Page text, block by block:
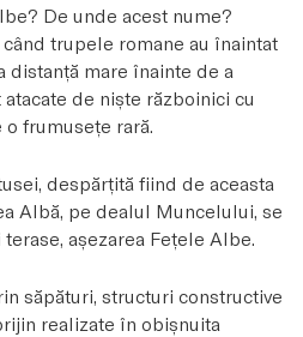
De unde acest nume?
trupele romane au înaintat
distanţă mare înainte de a
de nişte războinici cu
o frumuseţe rară.
despărţită fiind de aceasta
Albă, pe dealul Muncelului, se
aşezarea Feţele Albe.
săpături, structuri constructive
realizate în obişnuita